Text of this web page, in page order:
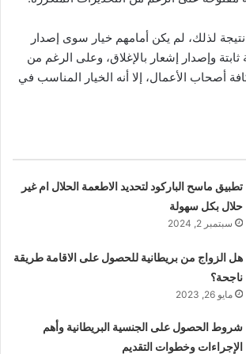
لذلك، لم يكن أمامهم خيار سوى إصدار
وإصدار إشعار بالإغلاق، وعلى الرغم من
أصحاب الأعمال، إلا أنه الخيار المناسب في
تطبيق ماسح الباركود لتحديد الاطعمة الحلال ام غير
حلال بكل سهولة
سبتمبر 2, 2024
هل الزواج من بريطانية للحصول على الاقامة طريقة
ناجحة؟
مايو 26, 2023
شروط الحصول على الجنسية البريطانية وأهم
الإجراءات وخطوات التقديم